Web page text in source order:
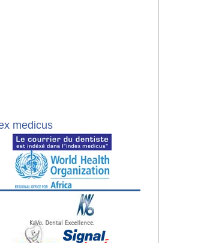
medicus